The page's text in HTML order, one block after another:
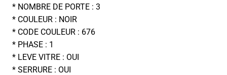
* NOMBRE DE PORTE : 3
* COULEUR : NOIR
* CODE COULEUR : 676
* PHASE : 1
* LEVE VITRE : OUI
* SERRURE : OUI